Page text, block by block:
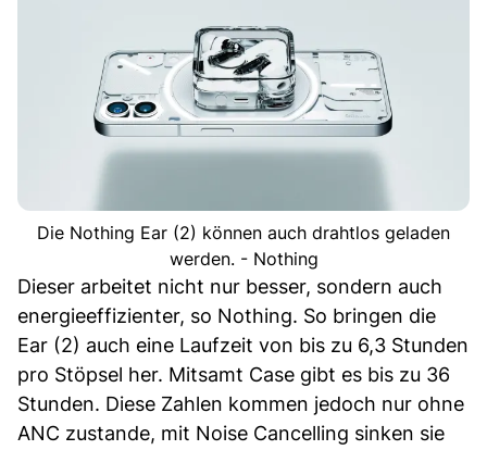
Die Nothing Ear (2) können auch drahtlos geladen
werden. - Nothing
Dieser arbeitet nicht nur besser, sondern auch
energieeffizienter, so Nothing. So bringen die
Ear (2) auch eine Laufzeit von bis zu 6,3 Stunden
pro Stöpsel her. Mitsamt Case gibt es bis zu 36
Stunden. Diese Zahlen kommen jedoch nur ohne
ANC zustande, mit Noise Cancelling sinken sie